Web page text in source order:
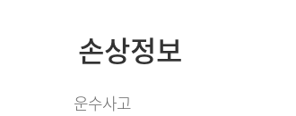
손상정보
운수사고